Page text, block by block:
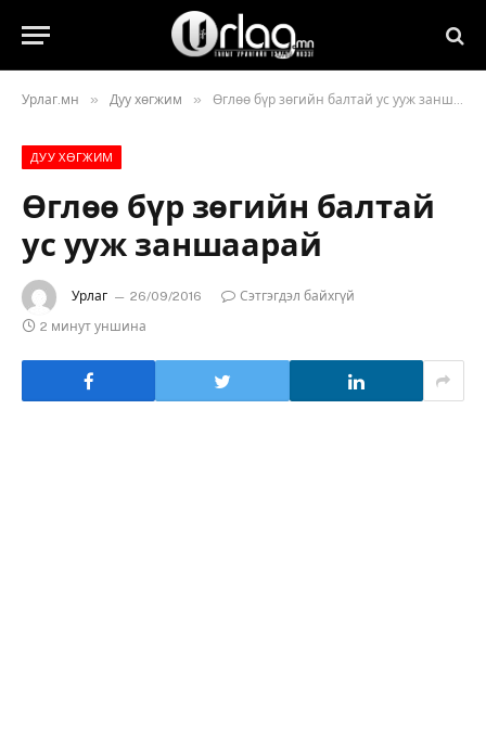
Урлаг.мн » Дуу хөгжим » Өглөө бүр зөгийн балтай ус ууж заншаарай
ДУУ ХӨГЖИМ
Өглөө бүр зөгийн балтай
ус ууж заншаарай
Урлаг 26/09/2016
Сэтгэгдэл байхгүй
2 минут уншина